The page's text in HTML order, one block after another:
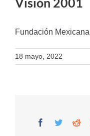
Fundación
18 mayo, 2022
Facebook
Twitter